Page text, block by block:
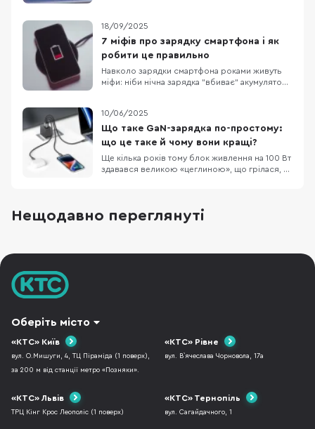
iPhone, але базується на публічному стандарті:
Qi2 гарантує сумісність між різними
виробниками. Для флагманів Google це
означає “клац”-фі
18/09/2025
7 міфів про зарядку смартфона і як
робити це правильно
Навколо зарядки смартфона роками живуть
міфи: ніби нічна зарядка "вбиває" акумулятор,
Насправді літій-іонні батареї та сучасні
системи захисту працюють інакше: пристрій
відсікає струм на 100%, стежить за
температурою й
10/06/2025
Що таке GaN-зарядка по-простому:
що це таке й чому вони кращі?
Ще кілька років тому блок живлення на 100 Вт
здавався великою «цеглиною», що грілася, як
матеріалу під назвою GaN (галій-нітрид). 1. Що
таке GaN? Усередині будь-якого заряд
Нещодавно переглянуті
Оберіть місто
«КТС» Київ
вул. О.Мишуги, 4, ТЦ Піраміда (1 поверх),
за 200 м від станції метро «Позняки».
«КТС» Рівне
вул. В`ячеслава Чорновола, 17а
«КТС» Львів
ТРЦ Кінг Крос Леополіс (1 поверх)
«КТС» Тернопіль
вул. Сагайдачного, 1